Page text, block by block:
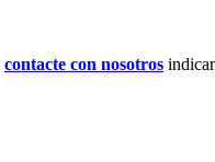
contacte con nosotros